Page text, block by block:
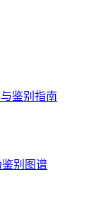
鉴别指南
鉴别图谱